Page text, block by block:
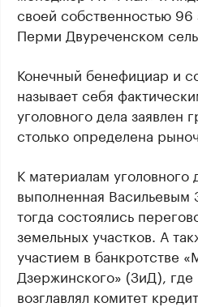
своей собственностью
Перми Двуреченском
Конечный бенефициар и
называет себя
уголовного дела заявлен
столько определена
К материалам уголовного
выполненная Васильевым
тогда состоялись
земельных участков. А
участием в банкротстве
Дзержинского» (ЗиД), где
возглавлял комитет